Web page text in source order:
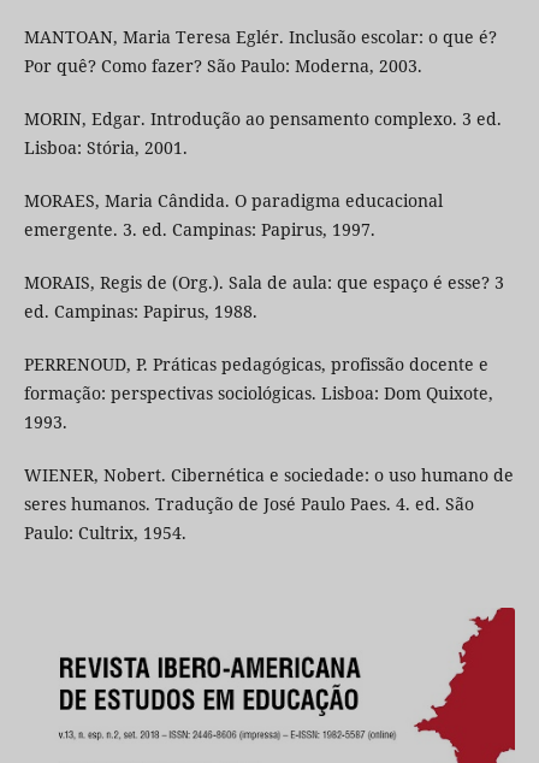
MANTOAN, Maria Teresa Eglér. Inclusão escolar: o que é?
Por quê? Como fazer? São Paulo: Moderna, 2003.
MORIN, Edgar. Introdução ao pensamento complexo. 3 ed.
Lisboa: Stória, 2001.
MORAES, Maria Cândida. O paradigma educacional
emergente. 3. ed. Campinas: Papirus, 1997.
MORAIS, Regis de (Org.). Sala de aula: que espaço é esse? 3
ed. Campinas: Papirus, 1988.
PERRENOUD, P. Práticas pedagógicas, profissão docente e
formação: perspectivas sociológicas. Lisboa: Dom Quixote,
1993.
WIENER, Nobert. Cibernética e sociedade: o uso humano de
seres humanos. Tradução de José Paulo Paes. 4. ed. São
Paulo: Cultrix, 1954.